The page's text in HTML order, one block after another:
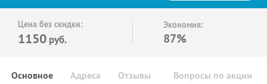
Цена без скидки:
1150 руб.
Экономия:
87%
Основное Отзывы Вопросы по акции
Адреса